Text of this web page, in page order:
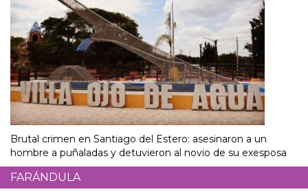
Brutal crimen en Santiago del Estero: asesinaron a un
hombre a puñaladas y detuvieron al novio de su exesposa
FARÁNDULA